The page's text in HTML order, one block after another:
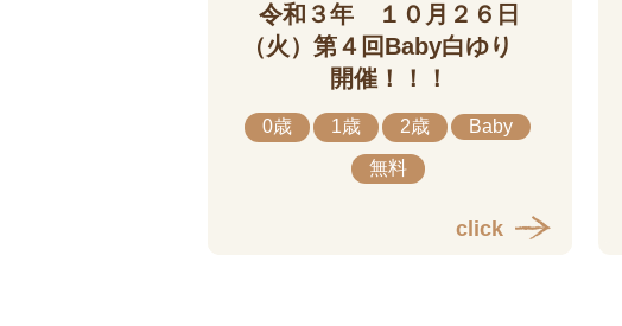
令和３年 １０月２６日
（火）第４回Baby白ゆり
開催！！！
0歳 1歳 2歳 Baby
無料
click